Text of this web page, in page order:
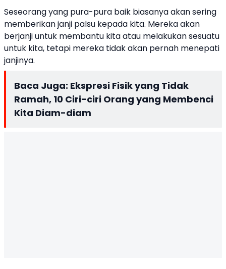
Seseorang yang pura-pura baik biasanya akan sering
memberikan janji palsu kepada kita. Mereka akan
berjanji untuk membantu kita atau melakukan sesuatu
untuk kita, tetapi mereka tidak akan pernah menepati
janjinya.
Baca Juga: Ekspresi Fisik yang Tidak
Ramah, 10 Ciri-ciri Orang yang Membenci
Kita Diam-diam